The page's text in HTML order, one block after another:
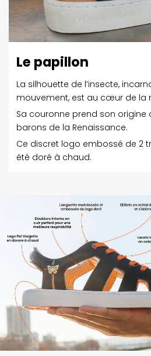
Le papillon
La silhouette de l’insecte,
mouvement, est au cœur de la
Sa couronne prend son origine
barons de la Renaissance.
Ce discret logo embossé de 2
été doré à chaud.